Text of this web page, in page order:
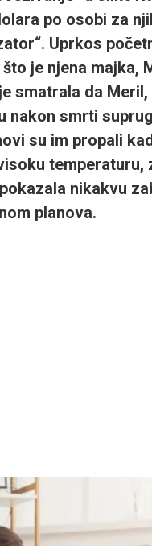
po osobi za
Uprkos
je njena majka,
smatrala da
nakon smrti
su im propali
temperaturu,
nikakvu
planova.